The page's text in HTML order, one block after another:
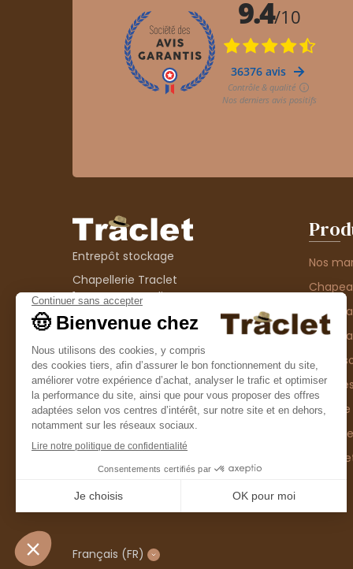
Entrepôt stockage
Chapellerie Traclet
14 Impasse Bardin
42300 Roanne
contact@chapellerie-traclet.com
Boutique
Chapellerie Traclet
4 rue de Cadore
42300 Roanne
Nos
Thèmes
Matière
Type
Français (FR)